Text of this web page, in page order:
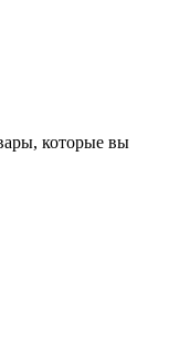
которые вы